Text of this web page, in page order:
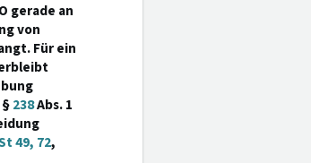
gerade an
von
Für ein
238Abs. 1
49, 72,